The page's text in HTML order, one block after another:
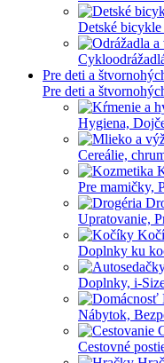
Detské
Pre deti a
Pre deti a
Hygiena,
Cereálie,
Pre mamičky,
Upratovanie,
Doplnky ku
Doplnky, i-
Nábytok,
Cestovné